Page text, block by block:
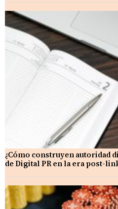
¿Cómo construyen autoridad
de Digital PR en la era post-